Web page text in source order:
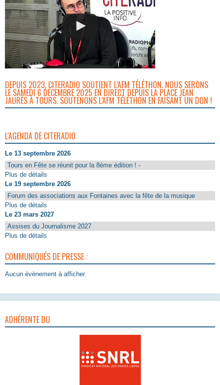
DEPUIS 2023, CITERADIO SOUTIENT L’AFM TÉLÉTHON. NOUS SERONS
LE SAMEDI 6 DÉCEMBRE 2025 EN DIRECT DEPUIS LA PLACE JEAN
JAURÈS À TOURS. SOUTENONS L’AFM TÉLÉTHON EN FAISANT UN DON !
L'AGENDA DE CITERADIO
Le 13 septembre 2026
Tours en Fête se réunit pour la 8ème édition ! -
Plus de détails
Le 19 septembre 2026
Forum des associations aux Fontaines avec la fête de la musique
Plus de détails
Le 23 mars 2027
Assises du Journalisme 2027
Plus de détails
COMMUNIQUÉS DE PRESSE :
Aucun évènement à afficher.
ADHÉRENTE DU